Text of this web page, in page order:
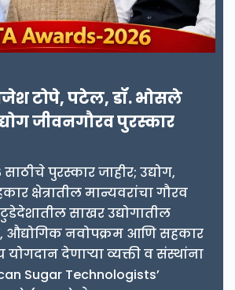
टोपे, पटेल, डॉ. भोसले
जीवनगौरव पुरस्कार
पुरस्कार जाहीर; उद्योग,
क्षेत्रातील मान्यवरांचा गौरव
साखर उद्योगातील
औद्योगिक नवोपक्रम आणि सहकार
योगदान देणाऱ्या व्यक्ती व संस्थांना
Sugar Technologists’